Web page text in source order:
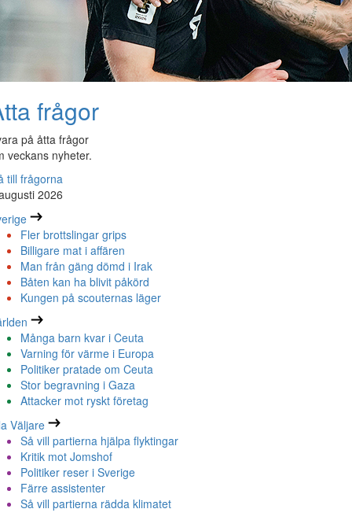
frågor
på åtta frågor
veckans nyheter.
till frågorna
2026
Fler brottslingar grips
Billigare mat i affären
Man från gäng dömd i Irak
Båten kan ha blivit påkörd
Kungen på scouternas läger
Många barn kvar i Ceuta
Varning för värme i Europa
Politiker pratade om Ceuta
Stor begravning i Gaza
Attacker mot ryskt företag
Väljare
Så vill partierna hjälpa flyktingar
Kritik mot Jomshof
Politiker reser i Sverige
Färre assistenter
Så vill partierna rädda klimatet